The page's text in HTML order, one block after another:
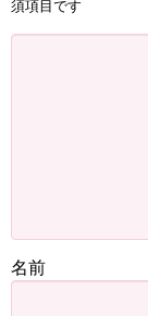
須項目です
名前